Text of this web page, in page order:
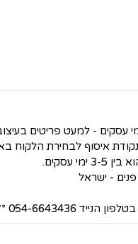
עסקים.
6643436 ****